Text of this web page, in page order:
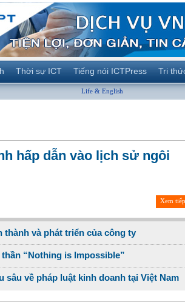
Thời sự ICT Tiếng nói ICTPress Tri
Life & English
hấp dẫn vào lịch sử ngôi
Xem
và phát triển của công ty
“Nothing is Impossible”
sâu về pháp luật kinh doanh tại Việt Nam